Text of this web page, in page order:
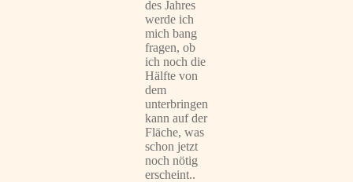
des Jahres
werde ich
mich bang
fragen, ob
ich noch die
Hälfte von
dem
unterbringen
kann auf der
Fläche, was
schon jetzt
noch nötig
erscheint..